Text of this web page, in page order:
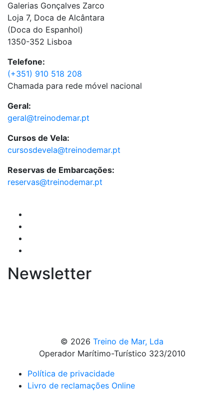
Galerias Gonçalves Zarco
Loja 7, Doca de Alcântara
(Doca do Espanhol)
1350-352 Lisboa
Telefone:
(+351) 910 518 208
Chamada para rede móvel nacional
Geral:
geral@treinodemar.pt
Cursos de Vela:
cursosdevela@treinodemar.pt
Reservas de Embarcações:
reservas@treinodemar.pt
Newsletter
© 2026 Treino de Mar, Lda
Operador Marítimo-Turístico 323/2010
Política de privacidade
Livro de reclamações Online